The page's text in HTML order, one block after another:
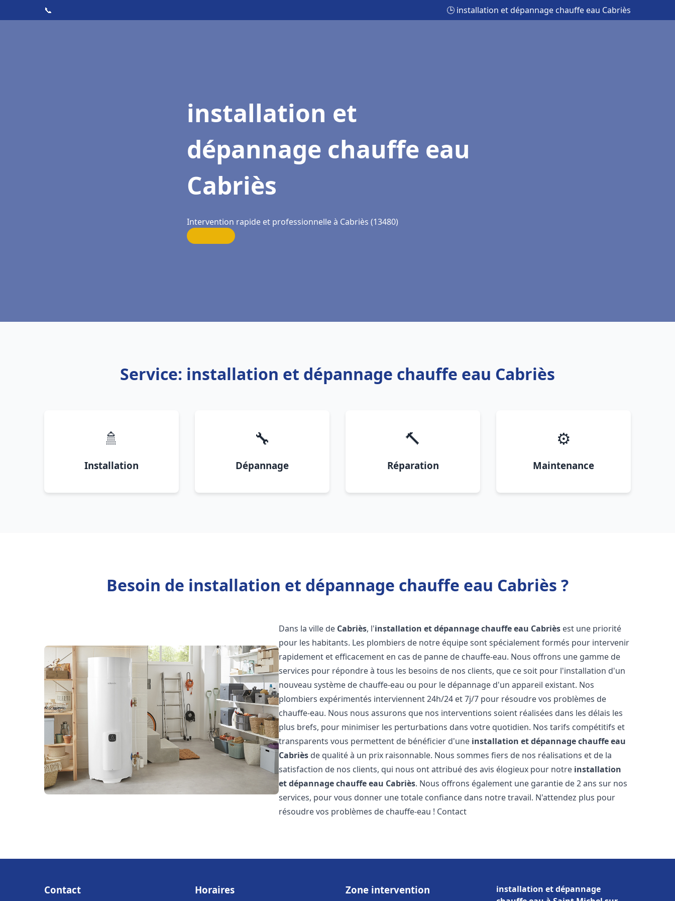
📞 🕒 installation et dépannage chauffe eau Cabriès
installation et
dépannage chauffe eau
Cabriès
Intervention rapide et professionnelle à Cabriès (13480)
Service: installation et dépannage chauffe eau Cabriès
🚿
Installation
🔧
Dépannage
🔨
Réparation
⚙️
Maintenance
Besoin de installation et dépannage chauffe eau Cabriès ?
Dans la ville de Cabriès, l'installation et dépannage chauffe eau Cabriès est une priorité
pour les habitants. Les plombiers de notre équipe sont spécialement formés pour intervenir
rapidement et efficacement en cas de panne de chauffe-eau. Nous offrons une gamme de
services pour répondre à tous les besoins de nos clients, que ce soit pour l'installation d'un
nouveau système de chauffe-eau ou pour le dépannage d'un appareil existant. Nos
plombiers expérimentés interviennent 24h/24 et 7j/7 pour résoudre vos problèmes de
chauffe-eau. Nous nous assurons que nos interventions soient réalisées dans les délais les
plus brefs, pour minimiser les perturbations dans votre quotidien. Nos tarifs compétitifs et
transparents vous permettent de bénéficier d'une installation et dépannage chauffe eau
Cabriès de qualité à un prix raisonnable. Nous sommes fiers de nos réalisations et de la
satisfaction de nos clients, qui nous ont attribué des avis élogieux pour notre installation
et dépannage chauffe eau Cabriès. Nous offrons également une garantie de 2 ans sur nos
services, pour vous donner une totale confiance dans notre travail. N'attendez plus pour
résoudre vos problèmes de chauffe-eau ! Contact
Contact Horaires Zone intervention
installation et dépannage